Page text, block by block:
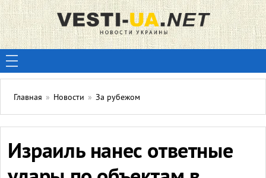
Главная » Новости » За рубежом
Израиль нанес ответные